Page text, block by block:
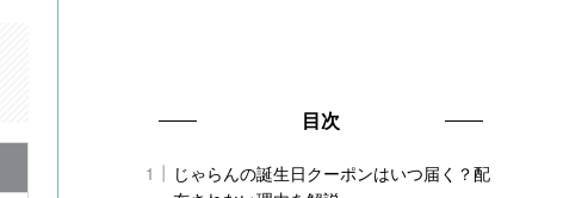
目次
じゃらんの誕生日クーポンはいつ届く？配